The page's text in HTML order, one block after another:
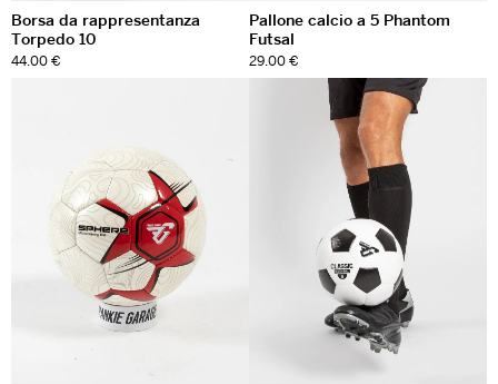
Borsa da rappresentanza
Torpedo 10
44.00 €
Pallone calcio a 5 Phantom
Futsal
29.00 €